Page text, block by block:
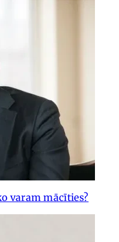
varam mācīties?